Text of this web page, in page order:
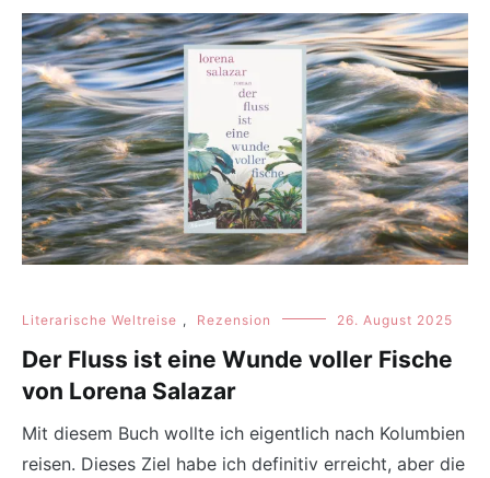
Literarische Weltreise , Rezension 26. August 2025
Der Fluss ist eine Wunde voller Fische
von Lorena Salazar
Mit diesem Buch wollte ich eigentlich nach Kolumbien
reisen. Dieses Ziel habe ich definitiv erreicht, aber die